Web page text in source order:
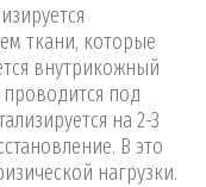
ткани, которые
внутрикожный
под
на 2-3
В это
нагрузки.